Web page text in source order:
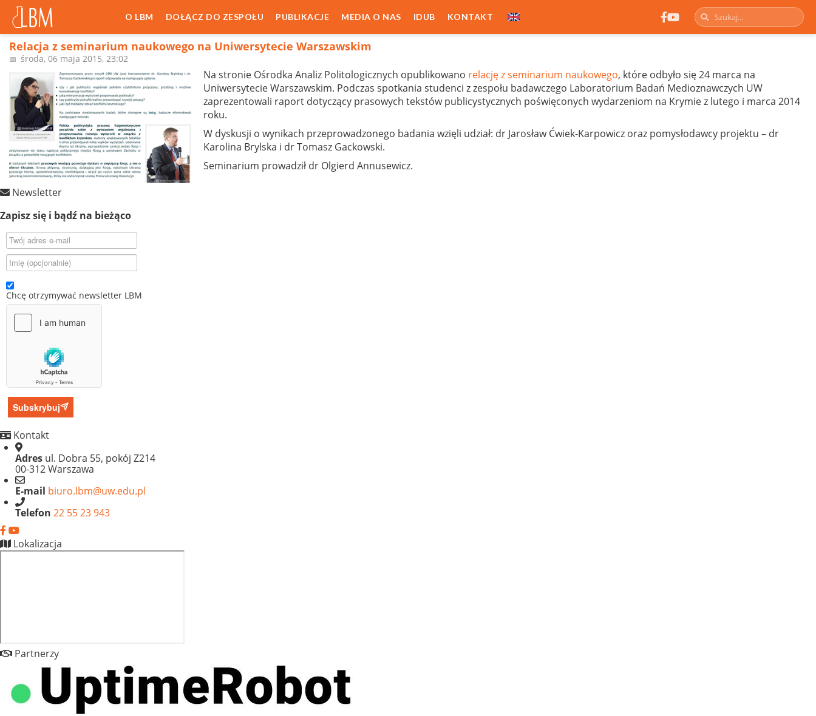
O LBM DOŁĄCZ DO ZESPOŁU PUBLIKACJE MEDIA O NAS IDUB KONTAKT
Relacja z seminarium naukowego na Uniwersytecie Warszawskim
📅 środa, 06 maja 2015, 23:02
Na stronie Ośrodka Analiz Politologicznych opublikowano relację z seminarium naukowego, które odbyło się 24 marca na
Uniwersytecie Warszawskim. Podczas spotkania studenci z zespołu badawczego Laboratorium Badań Medioznawczych UW
zaprezentowali raport dotyczący prasowych tekstów publicystycznych poświęconych wydarzeniom na Krymie z lutego i marca 2014
roku.
W dyskusji o wynikach przeprowadzonego badania wzięli udział: dr Jarosław Ćwiek-Karpowicz oraz pomysłodawcy projektu – dr
Karolina Brylska i dr Tomasz Gackowski.
Seminarium prowadził dr Olgierd Annusewicz.
Newsletter
Zapisz się i bądź na bieżąco
Chcę otrzymywać newsletter LBM
Subskrybuj
Kontakt
Adres ul. Dobra 55, pokój Z214
00-312 Warszawa
E-mail biuro.lbm@uw.edu.pl
Telefon 22 55 23 943
Lokalizacja
Partnerzy